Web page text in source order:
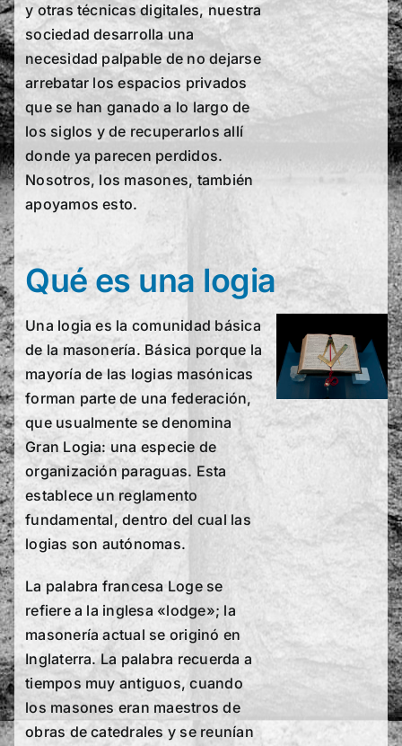
y otras técnicas digitales, nuestra
sociedad desarrolla una
necesidad palpable de no dejarse
arrebatar los espacios privados
que se han ganado a lo largo de
los siglos y de recuperarlos allí
donde ya parecen perdidos.
Nosotros, los masones, también
apoyamos esto.
Qué es una logia
Una logia es la comunidad básica
de la masonería. Básica porque la
mayoría de las logias masónicas
forman parte de una federación,
que usualmente se denomina
Gran Logia: una especie de
organización paraguas. Esta
establece un reglamento
fundamental, dentro del cual las
logias son autónomas.
La palabra francesa Loge se
refiere a la inglesa «lodge»; la
masonería actual se originó en
Inglaterra. La palabra recuerda a
tiempos muy antiguos, cuando
los masones eran maestros de
obras de catedrales y se reunían